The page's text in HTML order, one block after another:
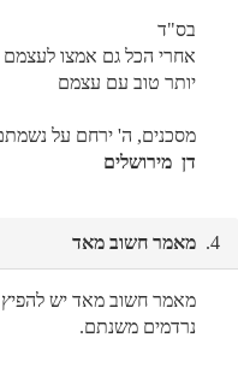
בס"ד
אחרי הכל גם אמצו לעצמם
יותר טוב עם עצמם
מסכנים, ה' ירחם על
דן מירושלים
4. מאמר חשוב מאד
מאמר חשוב מאד יש להפיץ
נרדמים משנתם.